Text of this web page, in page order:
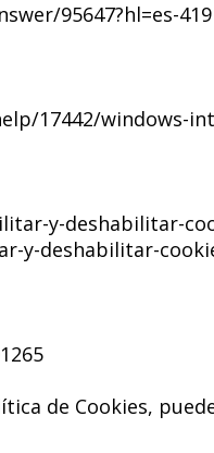
95647?hl=es-419
17442/windows-
y-deshabilitar-
y-deshabilitar-
de Cookies,